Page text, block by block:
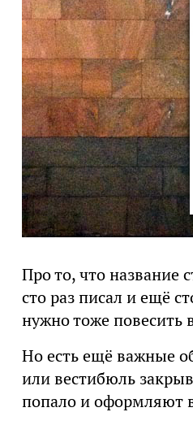
Про то, что название
сто раз писал и ещё
нужно тоже повесить
Но есть ещё важные
или вестибюль
попало и оформляют